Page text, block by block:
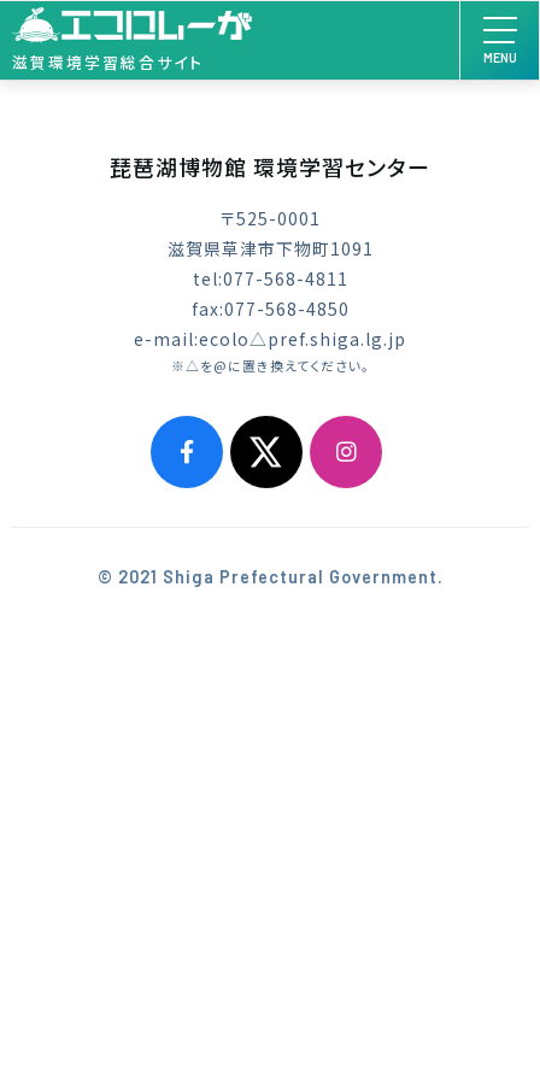
滋賀環境学習総合サイト MENU
琵琶湖博物館 環境学習センター
〒525-0001
滋賀県草津市下物町1091
tel:077-568-4811
fax:077-568-4850
e-mail:ecolo△pref.shiga.lg.jp
※△を@に置き換えてください。
© 2021 Shiga Prefectural Government.